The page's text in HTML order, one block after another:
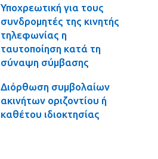
Υποχρεωτική για τους
συνδρομητές της κινητής
τηλεφωνίας η
ταυτοποίηση κατά τη
σύναψη σύμβασης
Διόρθωση συμβολαίων
ακινήτων οριζοντίου ή
καθέτου ιδιοκτησίας